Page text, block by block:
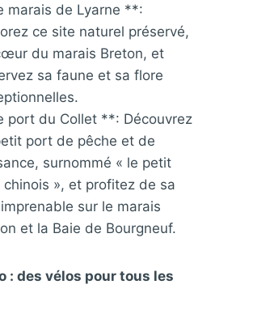
marais de Lyarne **:
ce site naturel préservé,
du marais Breton, et
sa faune et sa flore
port du Collet **: Découvrez
port de pêche et de
surnommé « le petit
chinois », et profitez de sa
sur le marais
et la Baie de Bourgneuf.
: des vélos pour tous les